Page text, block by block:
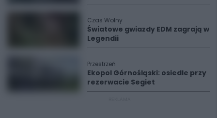
Czas Wolny
Światowe gwiazdy EDM zagrają w
Legendii
Przestrzeń
Ekopol Górnośląski: osiedle przy
rezerwacie Segiet